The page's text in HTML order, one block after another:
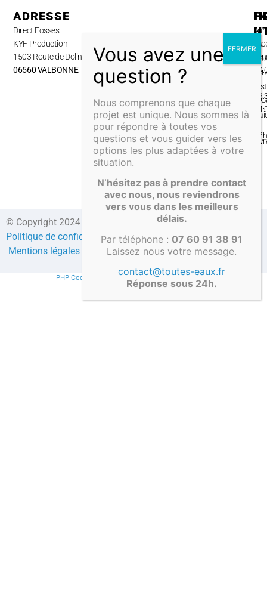
ADRESSE
Direct Fosses
KYF Production
1503 Route de Dolines,
06560 VALBONNE
au
A
&
© Copyright 2024 Direct-fosses.com Tous droits réservés –
Politique de confidentialité –Formulaire de contact– CGV
Mentions légales
Compte client
PHP Code Snippets Powered By : XYZScripts.com
Nous comprenons que chaque
projet est unique. Nous sommes là
pour répondre à toutes vos
questions et vous guider vers les
options les plus adaptées à votre
situation.
N’hésitez pas à prendre contact
avec nous, nous reviendrons
vers vous dans les meilleurs
délais.
Par téléphone : 07 60 91 38 91
Laissez nous votre message.
contact@toutes-eaux.fr
Réponse sous 24h.